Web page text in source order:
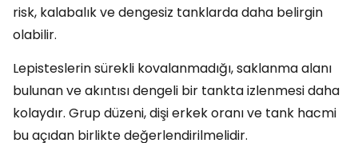
risk, kalabalık ve dengesiz tanklarda daha belirgin
olabilir.
Lepisteslerin sürekli kovalanmadığı, saklanma alanı
bulunan ve akıntısı dengeli bir tankta izlenmesi daha
kolaydır. Grup düzeni, dişi erkek oranı ve tank hacmi
bu açıdan birlikte değerlendirilmelidir.